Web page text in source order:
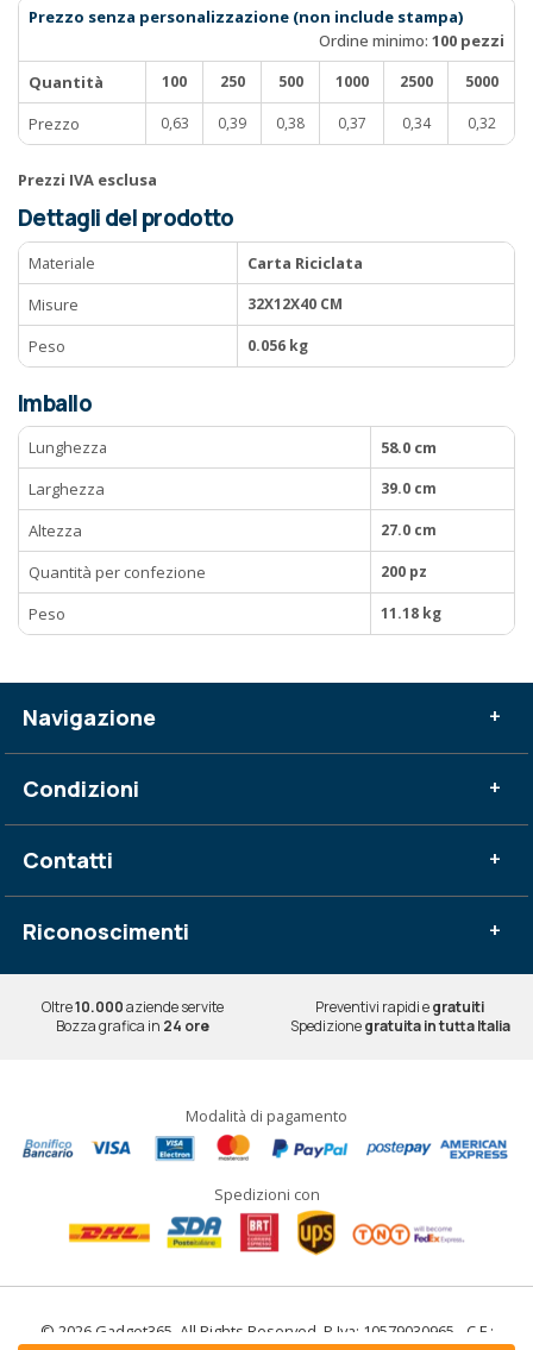
Prezzo senza personalizzazione (non include stampa)
Ordine minimo: 100 pezzi
Quantità
100 250 500 1000 2500 5000
Prezzo 0,63 0,39 0,38 0,37 0,34 0,32
Prezzi IVA esclusa
Dettagli del prodotto
Materiale
Carta Riciclata
Misure
32X12X40 CM
Peso 0.056 kg
Imballo
Lunghezza
58.0 cm
Larghezza
39.0 cm
Altezza 27.0 cm
Quantità per confezione 200 pz
Peso 11.18 kg
Navigazione +
Condizioni +
Contatti +
Riconoscimenti +
Oltre10.000aziende servite Preventivi rapidi egratuiti
Bozza grafica in 24 ore Spedizionegratuita in tutta Italia
Modalità di pagamento
Spedizioni con
© 2026 Gadget365. All Rights Reserved. P.Iva: 10579030965 - C.F.: